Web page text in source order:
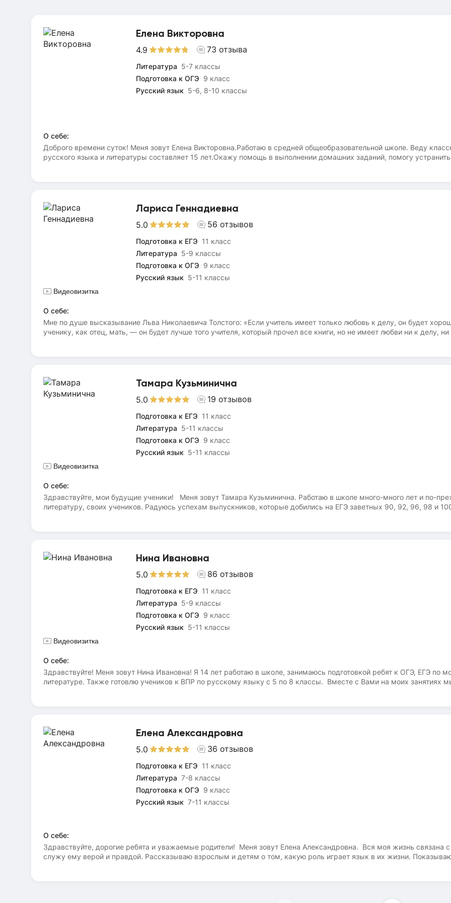
Елена Викторовна
4.9 73 отзыва
Литература 5-7 классы
Подготовка к ОГЭ 9 класс
Русский язык 5-6, 8-10 классы
О себе:
Доброго времени суток! Меня зовут Елена Викторовна.Работаю в средней общеобразовательной школе. Веду
русского языка и литературы составляет 15 лет.Окажу помощь в выполнении домашних заданий, помогу
Видеовизитка
Лариса Геннадиевна
5.0 56 отзывов
Подготовка к ЕГЭ 11 класс
Литература 5-9 классы
Подготовка к ОГЭ 9 класс
Русский язык 5-11 классы
О себе:
Мне по душе высказывание Льва Николаевича Толстого: «Если учитель имеет только любовь к делу, он будет
ученику, как отец, мать, — он будет лучше того учителя, который прочел все книги, но не имеет любви ни к делу,
научиться самому». Учитель хорош лишь в том случае, если его слова не расходятся с делом. Записывайтесь на
Видеовизитка
Тамара Кузьминична
5.0 19 отзывов
Подготовка к ЕГЭ 11 класс
Литература 5-11 классы
Подготовка к ОГЭ 9 класс
Русский язык 5-11 классы
О себе:
Здравствуйте, мои будущие ученики! Меня зовут Тамара Кузьминична. Работаю в школе много-много лет и по-
литературу, своих учеников. Радуюсь успехам выпускников, которые добились на ЕГЭ заветных 90, 92, 96, 98 и
Видеовизитка
Нина Ивановна
5.0 86 отзывов
Подготовка к ЕГЭ 11 класс
Литература 5-9 классы
Подготовка к ОГЭ 9 класс
Русский язык 5-11 классы
О себе:
Здравствуйте! Меня зовут Нина Ивановна! Я 14 лет работаю в школе, занимаюсь подготовкой ребят к ОГЭ, ЕГЭ
литературе. Также готовлю учеников к ВПР по русскому языку с 5 по 8 классы. Вместе с Вами на моих
Елена Александровна
5.0 36 отзывов
Подготовка к ЕГЭ 11 класс
Литература 7-8 классы
Подготовка к ОГЭ 9 класс
Русский язык 7-11 классы
О себе:
Здравствуйте, дорогие ребята и уважаемые родители! Меня зовут Елена Александровна. Вся моя жизнь связана
служу ему верой и правдой. Рассказываю взрослым и детям о том, какую роль играет язык в их жизни.